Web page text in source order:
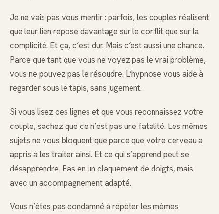
Je ne vais pas vous mentir : parfois, les couples réalisent
que leur lien repose davantage sur le conflit que sur la
complicité. Et ça, c’est dur. Mais c’est aussi une chance.
Parce que tant que vous ne voyez pas le vrai problème,
vous ne pouvez pas le résoudre. L’hypnose vous aide à
regarder sous le tapis, sans jugement.
Si vous lisez ces lignes et que vous reconnaissez votre
couple, sachez que ce n’est pas une fatalité. Les mêmes
sujets ne vous bloquent que parce que votre cerveau a
appris à les traiter ainsi. Et ce qui s’apprend peut se
désapprendre. Pas en un claquement de doigts, mais
avec un accompagnement adapté.
Vous n’êtes pas condamné à répéter les mêmes